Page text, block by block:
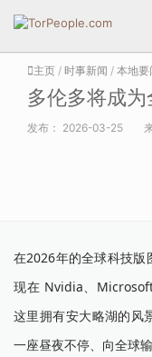
主页 / 时事新闻 / 本地要
多伦多将成为
发布： 2026-03-25
在2026年的全球科技版
现在 Nvidia、
这里拥有安大略湖的风
一座昼夜不停、向全球